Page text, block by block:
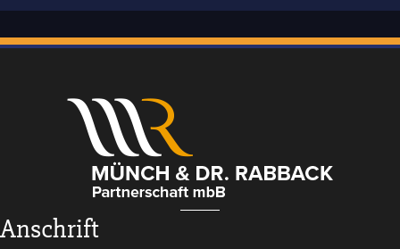
Anschrift